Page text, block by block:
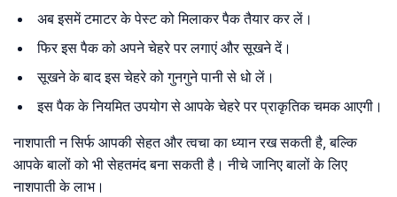
अब इसमें टमाटर के पेस्ट को मिलाकर पैक तैयार कर लें।
फिर इस पैक को अपने चेहरे पर लगाएं और सूखने दें।
सूखने के बाद इस चेहरे को गुनगुने पानी से धो लें।
इस पैक के नियमित उपयोग से आपके चेहरे पर प्राकृतिक चमक आएगी।
नाशपाती न सिर्फ आपकी सेहत और त्वचा का ध्यान रख सकती है, बल्कि
आपके बालों को भी सेहतमंद बना सकती है। नीचे जानिए बालों के लिए
नाशपाती के लाभ।